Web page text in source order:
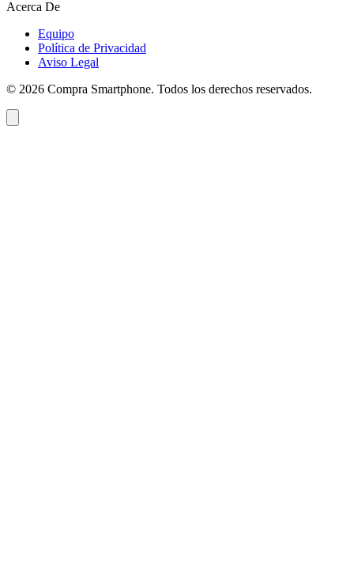
Acerca De
Equipo
Política de Privacidad
Aviso Legal
© 2026 Compra Smartphone. Todos los derechos reservados.